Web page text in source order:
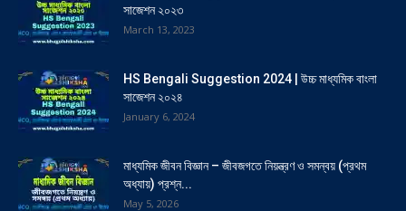
সাজেশন ২০২৩
March 13, 2023
HS Bengali Suggestion 2024 | উচ্চ মাধ্যমিক বাংলা
সাজেশন ২০২৪
January 6, 2024
মাধ্যমিক জীবন বিজ্ঞান – জীবজগতে নিয়ন্ত্রণ ও সমন্বয় (প্রথম
অধ্যায়) প্রশ্ন...
May 5, 2026